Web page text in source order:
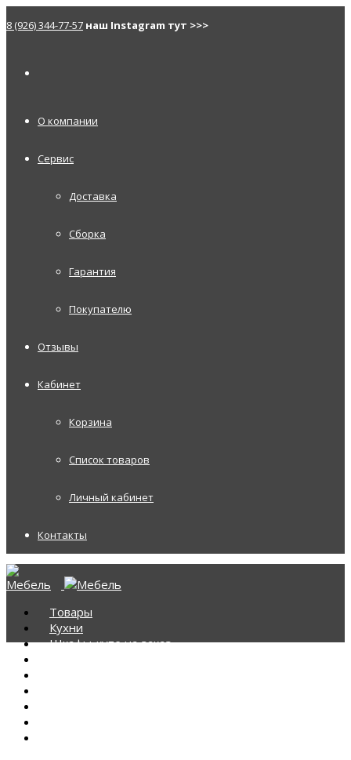
8 (926) 344-77-57 наш Instagram тут >>>
О компании
Сервис
Доставка
Сборка
Гарантия
Покупателю
Отзывы
Кабинет
Корзина
Список товаров
Личный кабинет
Контакты
Товары
Кухни
Шкафы-купе на заказ